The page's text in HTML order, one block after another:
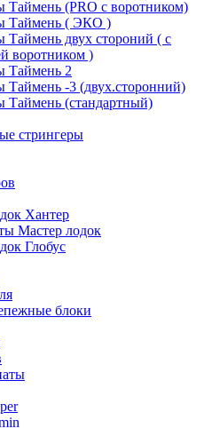
Таймень (PRO c воротником)
Таймень ( ЭКО )
Таймень двух стороний ( с
воротником )
Таймень 2
Таймень -3 (двух.сторонний)
Таймень (стандартный)
стрингеры
Хантер
Мастер лодок
Глобус
блоки